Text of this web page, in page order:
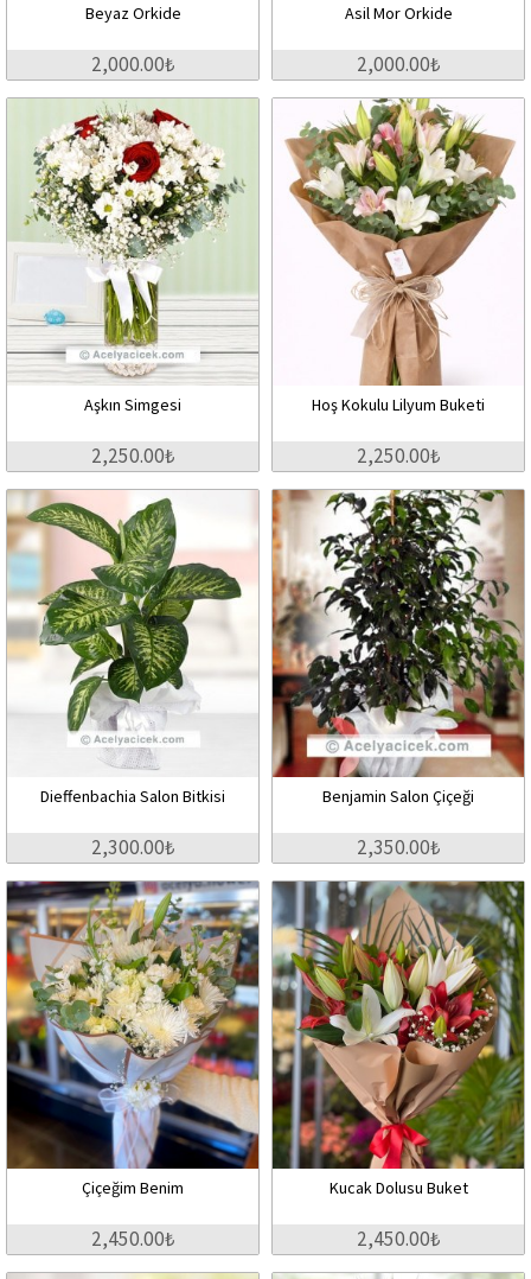
Beyaz Orkide
2,000.00₺
Asil Mor Orkide
2,000.00₺
Aşkın Simgesi
2,250.00₺
Hoş Kokulu Lilyum Buketi
2,250.00₺
Dieffenbachia Salon Bitkisi
2,300.00₺
Benjamin Salon Çiçeği
2,350.00₺
Çiçeğim Benim
2,450.00₺
Kucak Dolusu Buket
2,450.00₺